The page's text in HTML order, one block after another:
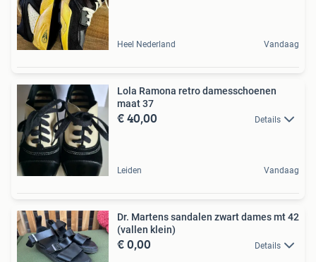
Heel Nederland Vandaag
Lola Ramona retro damesschoenen
maat 37
€ 40,00 Details
Leiden Vandaag
Dr. Martens sandalen zwart dames mt 42
(vallen klein)
€ 0,00 Details